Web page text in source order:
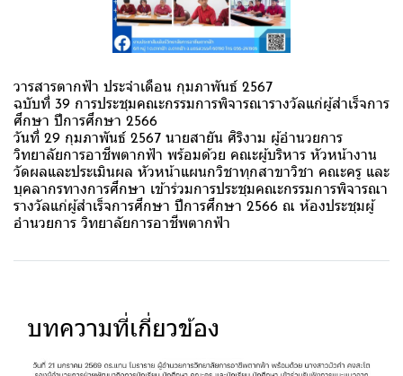
วารสารตากฟ้า ประจำเดือน กุมภาพันธ์ 2567
ฉบับที่ 39 การประชุมคณะกรรมการพิจารณารางวัลแก่ผู้สำเร็จการ
ศึกษา ปีการศึกษา 2566
วันที่ 29 กุมภาพันธ์ 2567 นายสายัน ศิริงาม ผู้อำนวยการ
วิทยาลัยการอาชีพตากฟ้า พร้อมด้วย คณะผู้บริหาร หัวหน้างาน
วัดผลและประเมินผล หัวหน้าแผนกวิชาทุกสาขาวิชา คณะครู และ
บุคลากรทางการศึกษา เข้าร่วมการประชุมคณะกรรมการพิจารณา
รางวัลแก่ผู้สำเร็จการศึกษา ปีการศึกษา 2566 ณ ห้องประชุมผู้
อำนวยการ วิทยาลัยการอาชีพตากฟ้า
บทความที่เกี่ยวข้อง